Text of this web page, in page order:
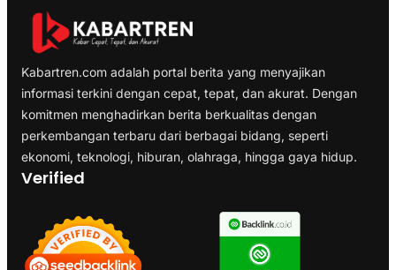
Kabartren.com adalah portal berita yang menyajikan
informasi terkini dengan cepat, tepat, dan akurat. Dengan
komitmen menghadirkan berita berkualitas dengan
perkembangan terbaru dari berbagai bidang, seperti
ekonomi, teknologi, hiburan, olahraga, hingga gaya hidup.
Verified